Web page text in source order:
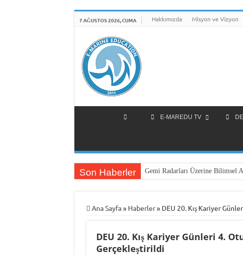
7 AĞUSTOS 2026, CUMA Hakkımızda Misyon ve Vizyon
E-MAREDU TV
Son Haberler Gemi Radarları Üzerine Bilimsel
Ana Sayfa» Haberler» DEU 20. Kış Kariyer
DEU 20. Kış Kariyer Günleri 4.
Gerçekleştirildi